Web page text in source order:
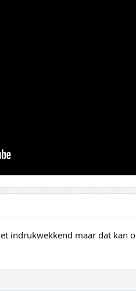
indrukwekkend maar dat kan